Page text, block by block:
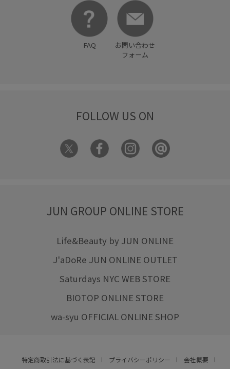
FAQ
お問い合わせ
フォーム
FOLLOW US ON
JUN GROUP ONLINE STORE
Life&Beauty by JUN ONLINE
J'aDoRe JUN ONLINE OUTLET
Saturdays NYC WEB STORE
BIOTOP ONLINE STORE
wa-syu OFFICIAL ONLINE SHOP
特定商取引法に基づく表記 プライバシーポリシー
会社概要